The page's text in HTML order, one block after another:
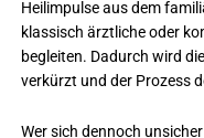
Heilimpulse aus dem
klassisch ärztliche oder
begleiten. Dadurch wird
verkürzt und der Prozess
Wer sich dennoch